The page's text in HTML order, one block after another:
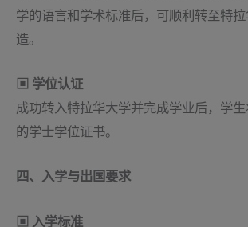
学的语言和学术标准后，可顺利转至特
造。
▣ 学位认证
成功转入特拉华大学并完成学业后，学
的学士学位证书。
四、入学与出国要求
▣ 入学标准